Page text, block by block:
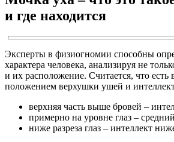
и где находится
Эксперты в физиогномии способны
характера человека, анализируя не
и их расположение. Считается, что есть
положением верхушки ушей и
верхняя часть выше бровей –
примерно на уровне глаз –
ниже разреза глаз – интеллект